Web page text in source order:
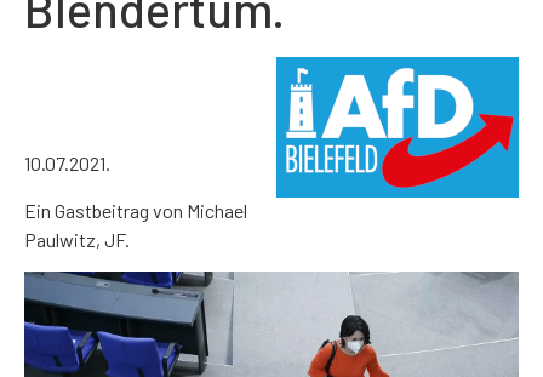
10.07.2021.
Ein Gastbeitrag von Michael
Paulwitz, JF.